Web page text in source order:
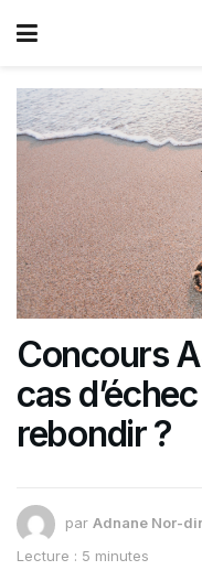
Concours
cas
rebondir ?
par Adnane Nor-
Lecture : 5 minutes